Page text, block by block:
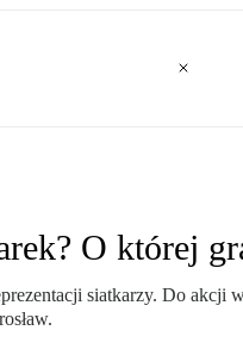
O której
siatkarzy. Do